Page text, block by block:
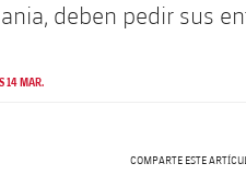
deben pedir sus
14 MAR.
COMPARTE ESTE